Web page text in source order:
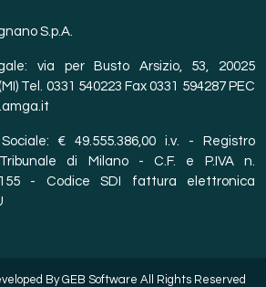
S.p.A.
via per Busto Arsizio, 53, 20025
Tel. 0331 540223 Fax 0331 594287 PEC
€ 49.555.386,00 i.v. - Registro
Tribunale di Milano - C.F. e P.IVA n.
- Codice SDI fattura elettronica
By GEB Software All Rights Reserved